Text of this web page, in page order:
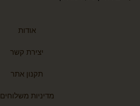
אודות
יצירת קשר
תקנון אתר
מדיניות משלוחים